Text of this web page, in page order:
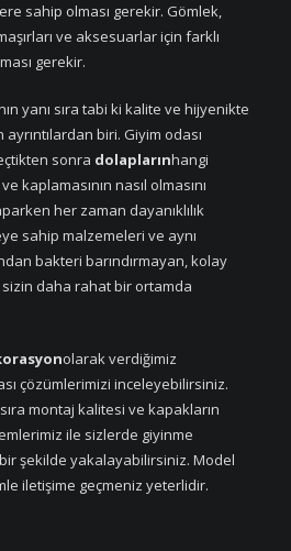
sahip olması gerekir. Gömlek,
ve aksesuarlar için farklı
gerekir.
yanı sıra tabi ki kalite ve hijyenikte
biri. Giyim odası
sonra dolaplarınhangi
kaplamasının nasıl olmasını
her zaman dayanıklılık
sahip malzemeleri ve aynı
bakteri barındırmayan, kolay
daha rahat bir ortamda
olarak verdiğimiz
çözümlerimizi inceleyebilirsiniz.
montaj kalitesi ve kapakların
ile sizlerde giyinme
şekilde yakalayabilirsiniz. Model
iletişime geçmeniz yeterlidir.